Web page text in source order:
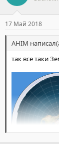
и
:
17 Май 2018
AHIM
так все таки